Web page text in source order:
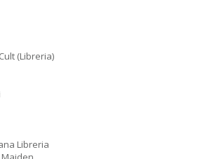
(Libreria)
Libreria